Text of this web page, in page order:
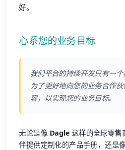
好。
心系您的业务目标
我们平台的持续开发只有一个
为了更好地向您的业务合作
容，以实现您的业务目标。
无论是像 Dagle 这样的全球零售
伴提供定制化的产品手册，还是